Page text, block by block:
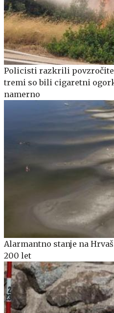
Policisti razkrili
tremi so bili cigaretni
namerno
Alarmantno stanje na
200 let